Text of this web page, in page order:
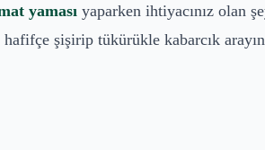
yaması yaparken ihtiyacınız olan
şişirip tükürükle kabarcık